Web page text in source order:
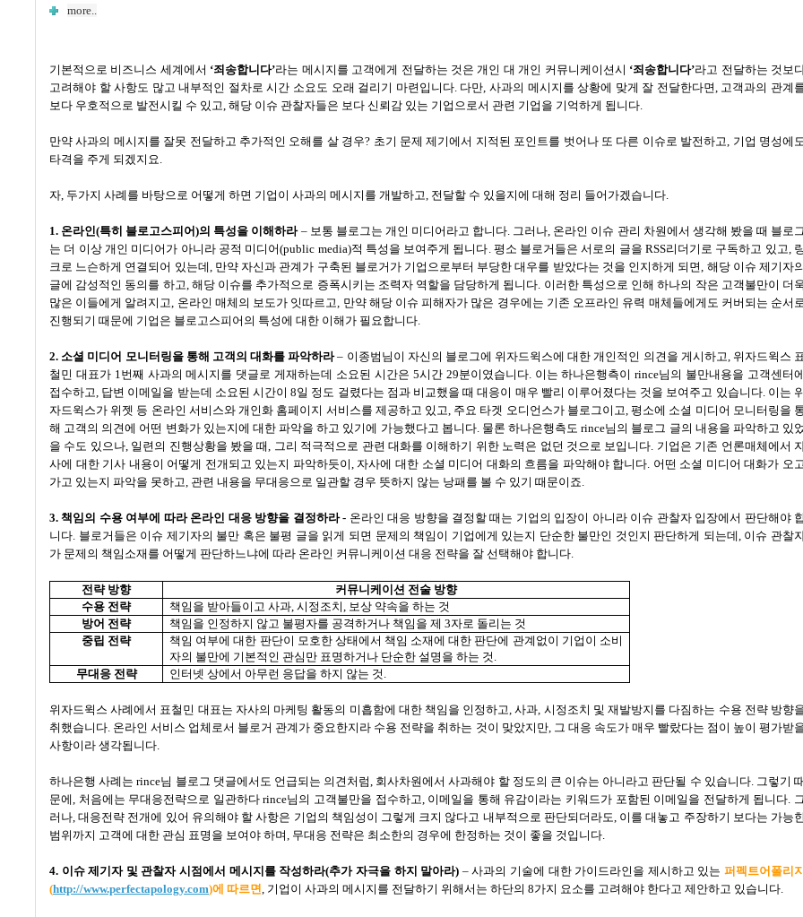
more..
기본적으로 비즈니스 세계에서 ‘죄송합니다’라는 메시지를 고객에게 전달하는 것은 개인 대 개인 커뮤니케이션시 ‘죄송합니다’라고 전달하는 것보
고려해야 할 사항도 많고 내부적인 절차로 시간 소요도 오래 걸리기 마련입니다. 다만, 사과의 메시지를 상황에 맞게 잘 전달한다면, 고객과의 관계
보다 우호적으로 발전시킬 수 있고, 해당 이슈 관찰자들은 보다 신뢰감 있는 기업으로서 관련 기업을 기억하게 됩니다.
만약 사과의 메시지를 잘못 전달하고 추가적인 오해를 살 경우? 초기 문제 제기에서 지적된 포인트를 벗어나 또 다른 이슈로 발전하고, 기업 명성에
타격을 주게 되겠지요.
자, 두가지 사례를 바탕으로 어떻게 하면 기업이 사과의 메시지를 개발하고, 전달할 수 있을지에 대해 정리 들어가겠습니다.
1. 온라인(특히 블로고스피어)의 특성을 이해하라 – 보통 블로그는 개인 미디어라고 합니다. 그러나, 온라인 이슈 관리 차원에서 생각해 봤을 때 블로
는 더 이상 개인 미디어가 아니라 공적 미디어(public media)적 특성을 보여주게 됩니다. 평소 블로거들은 서로의 글을 RSS리더기로 구독하고 있고, 링
크로 느슨하게 연결되어 있는데, 만약 자신과 관계가 구축된 블로거가 기업으로부터 부당한 대우를 받았다는 것을 인지하게 되면, 해당 이슈 제기자의
글에 감성적인 동의를 하고, 해당 이슈를 추가적으로 증폭시키는 조력자 역할을 담당하게 됩니다. 이러한 특성으로 인해 하나의 작은 고객불만이 더
많은 이들에게 알려지고, 온라인 매체의 보도가 잇따르고, 만약 해당 이슈 피해자가 많은 경우에는 기존 오프라인 유력 매체들에게도 커버되는 순서
진행되기 때문에 기업은 블로고스피어의 특성에 대한 이해가 필요합니다.
2. 소셜 미디어 모니터링을 통해 고객의 대화를 파악하라 – 이종범님이 자신의 블로그에 위자드윅스에 대한 개인적인 의견을 게시하고, 위자드윅스
철민 대표가1번째 사과의 메시지를 댓글로 게재하는데 소요된 시간은 5시간29분이였습니다. 이는 하나은행측이 rince님의 불만내용을 고객센터에
접수하고, 답변 이메일을 받는데 소요된 시간이 8일 정도 걸렸다는 점과 비교했을 때 대응이 매우 빨리 이루어졌다는 것을 보여주고 있습니다. 이는 위
자드윅스가 위젯 등 온라인 서비스와 개인화 홈페이지 서비스를 제공하고 있고, 주요 타겟 오디언스가 블로그이고,평소에 소셜 미디어 모니터링을
해 고객의 의견에 어떤 변화가 있는지에 대한 파악을 하고 있기에 가능했다고 봅니다. 물론 하나은행측도 rince님의 블로그 글의 내용을 파악하고 있었
을 수도 있으나, 일련의 진행상황을 봤을 때, 그리 적극적으로 관련 대화를 이해하기 위한 노력은 없던 것으로 보입니다. 기업은 기존 언론매체에서
사에 대한 기사 내용이 어떻게 전개되고 있는지 파악하듯이,자사에 대한 소셜 미디어 대화의 흐름을 파악해야 합니다. 어떤 소셜 미디어 대화가 오
가고 있는지 파악을 못하고, 관련 내용을 무대응으로 일관할 경우 뜻하지 않는 낭패를 볼 수 있기 때문이죠.
3.책임의 수용 여부에 따라 온라인 대응 방향을 결정하라- 온라인 대응 방향을 결정할 때는 기업의 입장이 아니라 이슈 관찰자 입장에서 판단해야
니다. 블로거들은 이슈 제기자의 불만 혹은 불평 글을 읽게 되면 문제의 책임이 기업에게 있는지 단순한 불만인 것인지 판단하게 되는데, 이슈 관찰
가 문제의 책임소재를 어떻게 판단하느냐에 따라 온라인 커뮤니케이션 대응 전략을 잘 선택해야 합니다.
전략 방향
커뮤니케이션 전술 방향
수용 전략
책임을 받아들이고 사과,시정조치, 보상 약속을 하는 것
방어 전략
책임을 인정하지 않고 불평자를 공격하거나 책임을 제 3자로 돌리는 것
중립 전략
책임 여부에 대한 판단이 모호한 상태에서 책임 소재에 대한 판단에 관계없이 기업이 소비
자의 불만에 기본적인 관심만 표명하거나 단순한 설명을 하는 것 .
무대응 전략
인터넷 상에서 아무런 응답을 하지 않는 것 .
위자드윅스 사례에서 표철민 대표는 자사의 마케팅 활동의 미흡함에 대한 책임을 인정하고,사과, 시정조치 및 재발방지를 다짐하는 수용 전략 방향
취했습니다. 온라인 서비스 업체로서 블로거 관계가 중요한지라 수용 전략을 취하는 것이 맞았지만, 그 대응 속도가 매우 빨랐다는 점이 높이 평가받
사항이라 생각됩니다.
하나은행 사례는 rince님 블로그 댓글에서도 언급되는 의견처럼, 회사차원에서 사과해야 할 정도의 큰 이슈는 아니라고 판단될 수 있습니다. 그렇기 때
문에, 처음에는 무대응전략으로 일관하다rince님의 고객불만을 접수하고, 이메일을 통해 유감이라는 키워드가 포함된 이메일을 전달하게 됩니다.
러나,대응전략 전개에 있어 유의해야 할 사항은 기업의 책임성이 그렇게 크지 않다고 내부적으로 판단되더라도, 이를 대놓고 주장하기 보다는 가능
범위까지 고객에 대한 관심 표명을 보여야 하며, 무대응 전략은 최소한의 경우에 한정하는 것이 좋을 것입니다.
4. 이슈 제기자 및 관찰자 시점에서 메시지를 작성하라(추가 자극을 하지 말아라) –사과의 기술에 대한 가이드라인을 제시하고 있는퍼펙트어폴리지
(http://www.perfectapology.com)에 따르면, 기업이 사과의 메시지를 전달하기 위해서는 하단의 8가지 요소를 고려해야 한다고 제안하고 있습니다.